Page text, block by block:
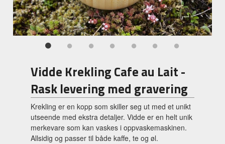
Vidde Krekling Cafe au Lait -
Rask levering med gravering
Krekling er en kopp som skiller seg ut med et unikt
utseende med ekstra detaljer. Vidde er en helt unik
merkevare som kan vaskes i oppvaskemaskinen.
Allsidig og passer til både kaffe, te og øl.